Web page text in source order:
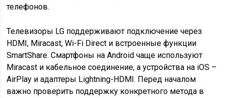
телефонов.
Телевизоры LG поддерживают подключение через
HDMI, Miracast, Wi-Fi Direct и встроенные функции
SmartShare. Смартфоны на Android чаще используют
Miracast и кабельное соединение, а устройства на iOS –
AirPlay и адаптеры Lightning-HDMI. Перед началом
важно проверить поддержку конкретного метода в